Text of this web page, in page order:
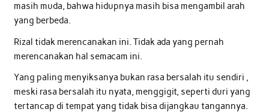
masih muda, bahwa hidupnya masih bisa mengambil arah
yang berbeda.
Rizal tidak merencanakan ini. Tidak ada yang pernah
merencanakan hal semacam ini.
Yang paling menyiksanya bukan rasa bersalah itu sendiri ,
meski rasa bersalah itu nyata, menggigit, seperti duri yang
tertancap di tempat yang tidak bisa dijangkau tangannya.